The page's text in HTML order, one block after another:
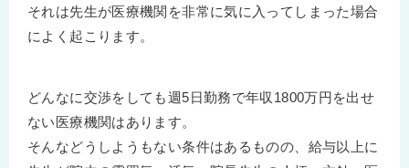
それは先生が医療機関を非常に気に入ってしまった場合
によく起こります。
どんなに交渉をしても週5日勤務で年収1800万円を出せ
ない医療機関はあります。
そんなどうしようもない条件はあるものの、給与以上に